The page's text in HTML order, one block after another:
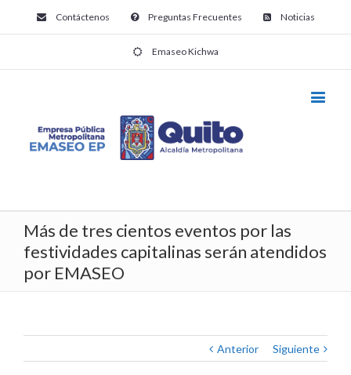
Contáctenos Preguntas Frecuentes Noticias
Emaseo Kichwa
Más de tres cientos eventos por las
festividades capitalinas serán atendidos
por EMASEO
Anterior Siguiente